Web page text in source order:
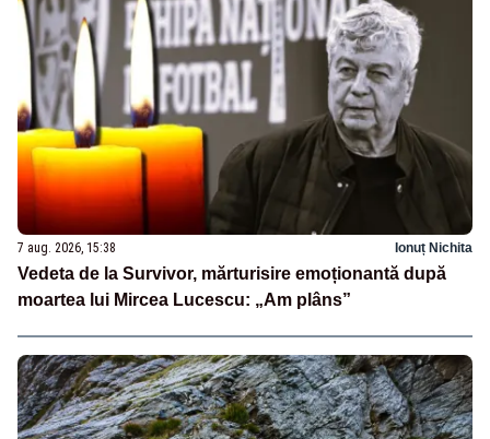
7 aug. 2026, 15:38 Ionuț Nichita
Vedeta de la Survivor, mărturisire emoționantă după
moartea lui Mircea Lucescu: „Am plâns”